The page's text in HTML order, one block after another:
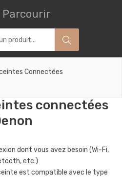
Parcourir
Connectées
connectées
dont vous avez besoin (Wi-Fi,
etc.)
est compatible avec le type